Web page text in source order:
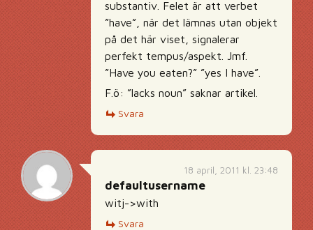
substantiv. Felet är att verbet
”have”, när det lämnas utan objekt
på det här viset, signalerar
perfekt tempus/aspekt. Jmf.
”Have you eaten?” ”yes I have”.
F.ö: ”lacks noun” saknar artikel.
Svara
18 april, 2011 kl. 23:48
defaultusername
witj->with
Svara